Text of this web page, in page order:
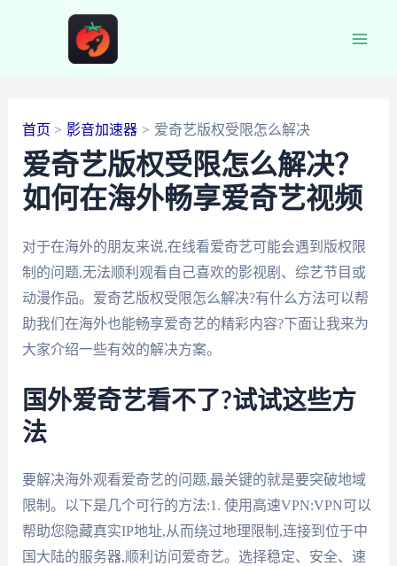
首页 影音加速器 爱奇艺版权受限怎么解决
爱奇艺版权受限怎么解决？
如何在海外畅享爱奇艺视频
对于在海外的朋友来说,在线看爱奇艺可能会遇到版权限
制的问题,无法顺利观看自己喜欢的影视剧、综艺节目或
动漫作品。爱奇艺版权受限怎么解决?有什么方法可以帮
助我们在海外也能畅享爱奇艺的精彩内容?下面让我来为
大家介绍一些有效的解决方案。
国外爱奇艺看不了?试试这些方
法
要解决海外观看爱奇艺的问题,最关键的就是要突破地域
限制。以下是几个可行的方法:1. 使用高速VPN:VPN可以
帮助您隐藏真实IP地址,从而绕过地理限制,连接到位于中
国大陆的服务器,顺利访问爱奇艺。选择稳定、安全、速